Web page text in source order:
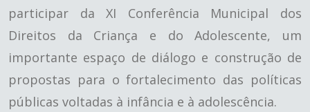
participar da XI Conferência Municipal dos
Direitos da Criança e do Adolescente, um
importante espaço de diálogo e construção de
propostas para o fortalecimento das políticas
públicas voltadas à infância e à adolescência.